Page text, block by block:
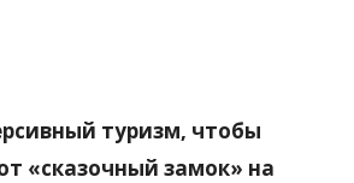
туризм, чтобы
«сказочный замок» на